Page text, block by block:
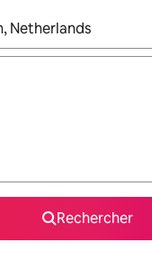
s'affichent,
Rechercher